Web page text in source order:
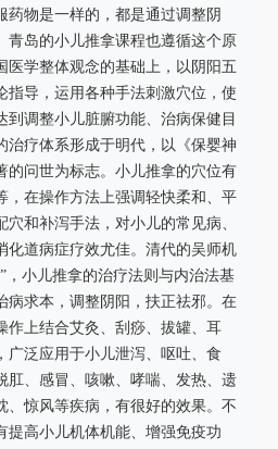
药物是一样的，都是通过调整阴
青岛的小儿推拿课程也遵循这个原
医学整体观念的基础上，以阴阳五
指导，运用各种手法刺激穴位，使
到调整小儿脏腑功能、治病保健目
治疗体系形成于明代，以《保婴神
的问世为标志。小儿推拿的穴位有
，在操作方法上强调轻快柔和、平
和补泻手法，对小儿的常见病、
化道病症疗效尤佳。清代的吴师机
，小儿推拿的治疗法则与内治法基
病求本，调整阴阳，扶正祛邪。在
作上结合艾灸、刮痧、拔罐、耳
广泛应用于小儿泄泻、呕吐、食
肛、感冒、咳嗽、哮喘、发热、遗
、惊风等疾病，有很好的效果。不
提高小儿机体机能、增强免疫功